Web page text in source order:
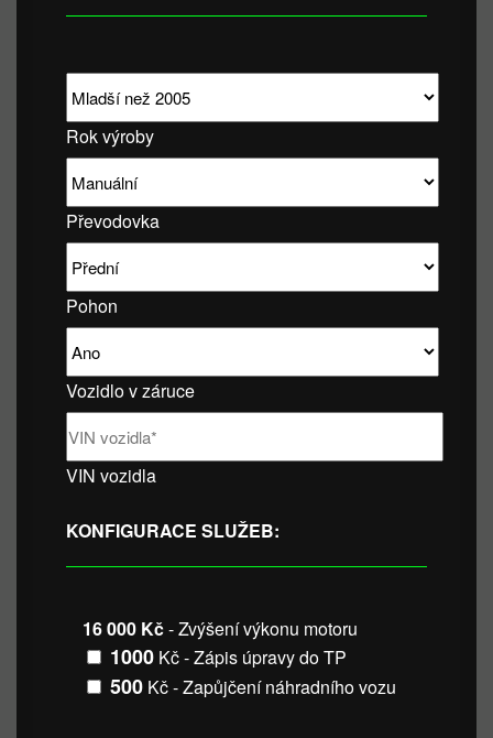
Rok výroby
Převodovka
Pohon
Vozidlo v záruce
VIN vozidla
KONFIGURACE SLUŽEB:
16 000 Kč- Zvýšení výkonu motoru
1000 Kč - Zápis úpravy do TP
500 Kč - Zapůjčení náhradního vozu